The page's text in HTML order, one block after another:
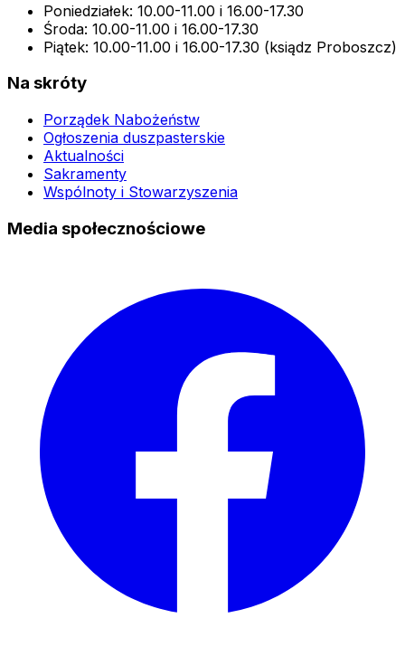
Poniedziałek: 10.00-11.00 i 16.00-17.30
Środa: 10.00-11.00 i 16.00-17.30
Piątek: 10.00-11.00 i 16.00-17.30 (ksiądz Proboszcz)
Na skróty
Porządek Nabożeństw
Ogłoszenia duszpasterskie
Aktualności
Sakramenty
Wspólnoty i Stowarzyszenia
Media społecznościowe